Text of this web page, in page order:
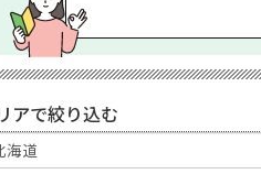
アで絞り込む